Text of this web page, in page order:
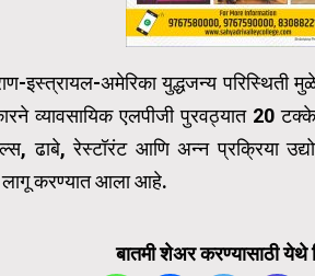
इस्त्रायल-अमेरिका युद्धजन्य परिस्थिती
व्यावसायिक एलपीजी पुरवठ्यात 20
ढाबे, रेस्टॉरंट आणि अन्न प्रक्रिया
लागू करण्यात आला आहे.
बातमी शेअर करण्यासाठी येथे